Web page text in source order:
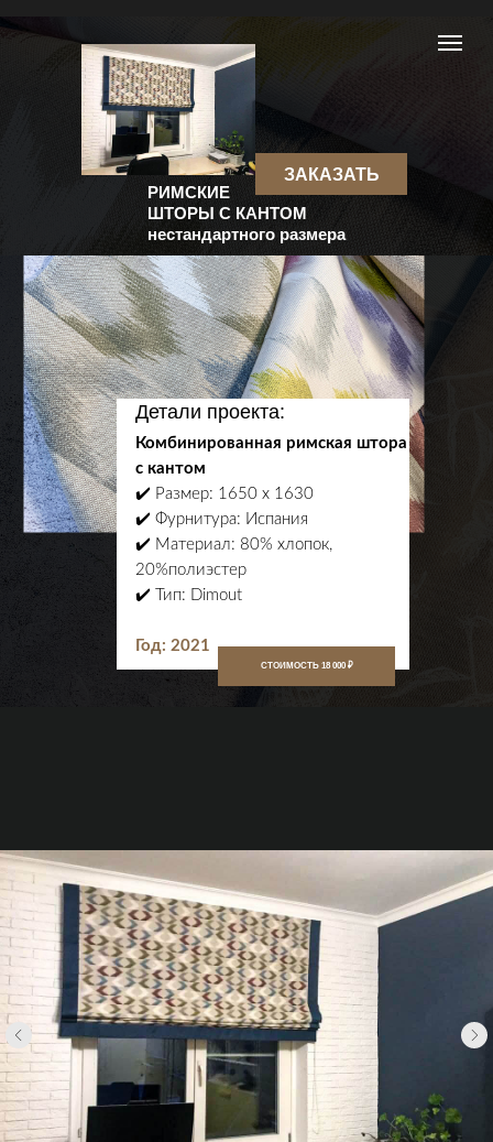
РИМСКИЕ
ШТОРЫ С КАНТОМ
нестандартного размера
ЗАКАЗАТЬ
Комбинированная римская штора
с кантом
✔️ Размер: 1650 х 1630
✔️ Фурнитура: Испания
✔️ Материал: 80% хлопок,
20%полиэстер
✔️ Тип: Dimout
Год: 2021
СТОИМОСТЬ 18 000 ₽
Детали проекта: